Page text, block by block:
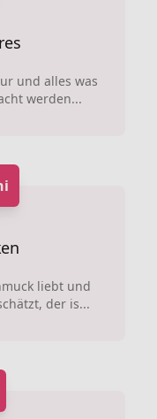
und alles was
werden...
liebt und
der is...